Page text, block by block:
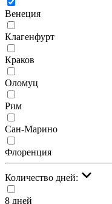
Венеция
Клагенфурт
Краков
Оломуц
Рим
Сан-Марино
Флоренция
Количество дней:
8 дней